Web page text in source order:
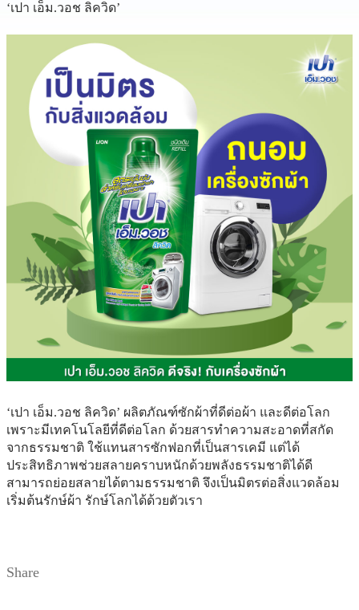
‘เปา เอ็ม.วอช ลิควิด’
‘เปา เอ็ม.วอช ลิควิด’ ผลิตภัณฑ์ซักผ้าที่ดีต่อผ้า และดีต่อโลก
เพราะมีเทคโนโลยีที่ดีต่อโลก ด้วยสารทำความสะอาดที่สกัด
จากธรรมชาติ ใช้แทนสารซักฟอกที่เป็นสารเคมี แต่ได้
ประสิทธิภาพช่วยสลายคราบหนักด้วยพลังธรรมชาติได้ดี
สามารถย่อยสลายได้ตามธรรมชาติ จึงเป็นมิตรต่อสิ่งแวดล้อม
เริ่มต้นรักษ์ผ้า รักษ์โลกได้ด้วยตัวเรา
Share